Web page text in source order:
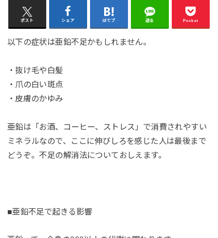
ポスト シェア はてブ 送る Pocket
以下の症状は亜鉛不足かもしれません。
・抜け毛や白髪
・爪の白い斑点
・皮膚のかゆみ
亜鉛は「お酒、コーヒー、ストレス」で消費されやすい
ミネラルなので、ここに伸びしろを感じた人は最後まで
どうぞ。不足の解消法についておしえます。
■亜鉛不足で起きる影響